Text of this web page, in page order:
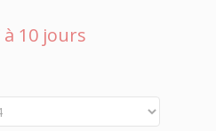
10 jours